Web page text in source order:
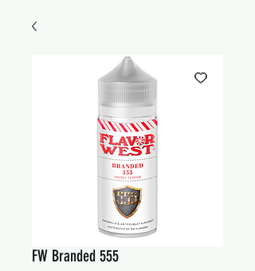
FW Branded 555